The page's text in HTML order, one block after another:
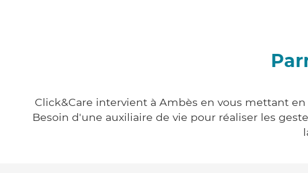
Click&Care intervient à Ambès en vous mettant
Besoin d'une auxiliaire de vie pour réaliser les